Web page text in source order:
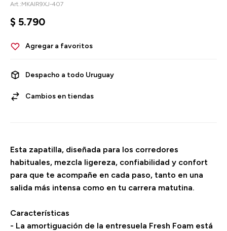
MKAIR9XJ-407
$ 5.790
Despacho a todo Uruguay
Cambios en tiendas
Esta zapatilla, diseñada para los corredores
habituales, mezcla ligereza, confiabilidad y confort
para que te acompañe en cada paso, tanto en una
salida más intensa como en tu carrera matutina.
Características
- La amortiguación de la entresuela Fresh Foam está